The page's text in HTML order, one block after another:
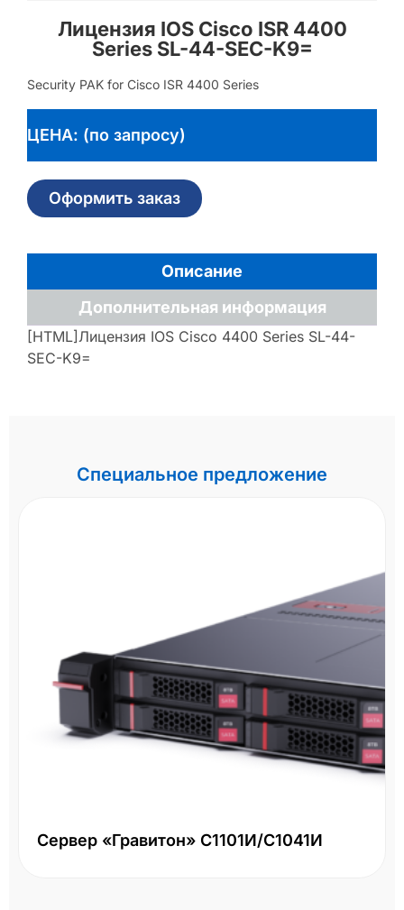
Лицензия IOS Cisco ISR 4400
Series SL-44-SEC-K9=
Security PAK for Cisco ISR 4400 Series
ЦЕНА: (по запросу)
Оформить заказ
Описание
Дополнительная информация
[HTML]Лицензия IOS Cisco 4400 Series SL-44-
SEC-K9=
Специальное предложение
Сервер «Гравитон» С1101И/С1041И